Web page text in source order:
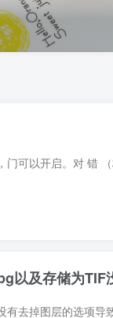
以及存储为TIF